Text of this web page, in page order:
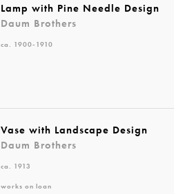
Lamp with Pine Needle Design
Daum Brothers
ca. 1900-1910
Vase with Landscape Design
Daum Brothers
ca. 1913
works on loan